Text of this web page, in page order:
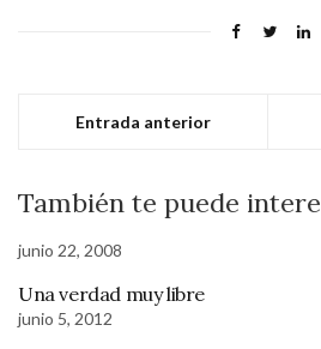
Entrada anterior
También te puede
junio 22, 2008
Una verdad muy libre
junio 5, 2012